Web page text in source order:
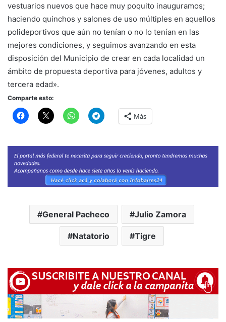
vestuarios nuevos que hace muy poquito inauguramos;
haciendo quinchos y salones de uso múltiples en aquellos
polideportivos que aún no tenían o no lo tenían en las
mejores condiciones, y seguimos avanzando en esta
disposición del Municipio de crear en cada localidad un
ámbito de propuesta deportiva para jóvenes, adultos y
tercera edad».
Comparte esto:
Más
General Pacheco Julio Zamora
Natatorio Tigre